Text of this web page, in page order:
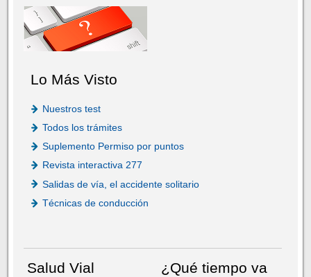
Lo Más Visto
Nuestros test
Todos los trámites
Suplemento Permiso por puntos
Revista interactiva 277
Salidas de vía, el accidente solitario
Técnicas de conducción
Salud Vial
¿Qué tiempo va